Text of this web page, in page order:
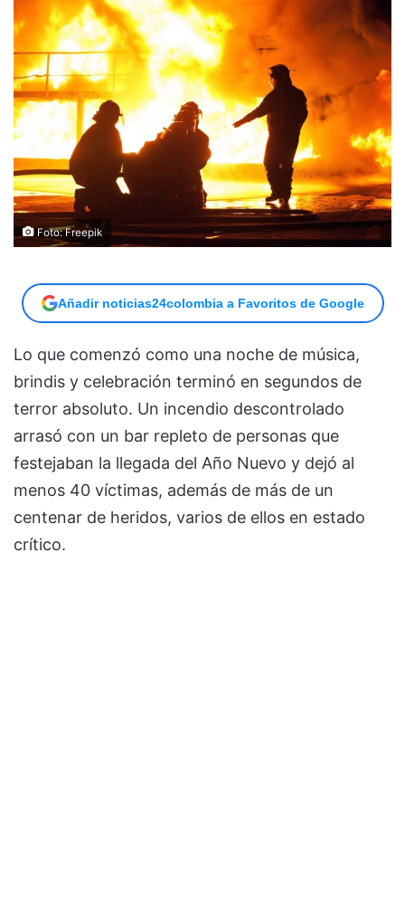
Foto: Freepik
Añadir noticias24colombia a Favoritos de Google
Lo que comenzó como una noche de música,
brindis y celebración terminó en segundos de
terror absoluto. Un incendio descontrolado
arrasó con un bar repleto de personas que
festejaban la llegada del Año Nuevo y dejó al
menos 40 víctimas, además de más de un
centenar de heridos, varios de ellos en estado
crítico.